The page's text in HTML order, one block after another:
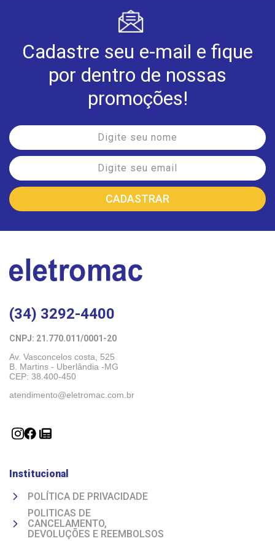
Cadastre seu e-mail e fique
por dentro de nossas
promoções!
(34) 3292-4400
CNPJ: 21.770.011/0001-20
Av. Vasconcelos costa, 525
B. Martins - Uberlândia -MG
CEP: 38.400-450
atendimento@eletromac.com.br
Institucional
POLÍTICA DE PRIVACIDADE
POLITICAS DE
CANCELAMENTO,
DEVOLUÇÕES E REEMBOLSOS